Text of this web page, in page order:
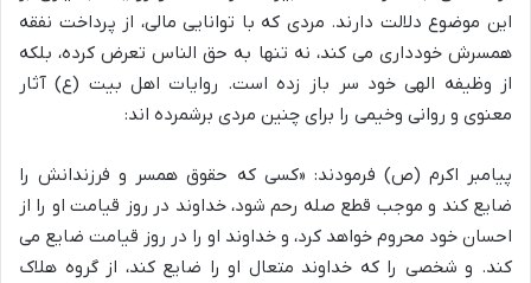
این موضوع دلالت دارند. مردی که با توانایی مالی، از پرداخت نفقه
همسرش خودداری می کند، نه تنها به حق الناس تعرض کرده، بلکه
از وظیفه الهی خود سر باز زده است. روایات اهل بیت (ع) آثار
معنوی و روانی وخیمی را برای چنین مردی برشمرده اند:
پیامبر اکرم (ص) فرمودند: «کسی که حقوق همسر و فرزندانش را
ضایع کند و موجب قطع صله رحم شود، خداوند در روز قیامت او را از
احسان خود محروم خواهد کرد، و خداوند او را در روز قیامت ضایع می
کند. و شخصی را که خداوند متعال او را ضایع کند، از گروه هلاک